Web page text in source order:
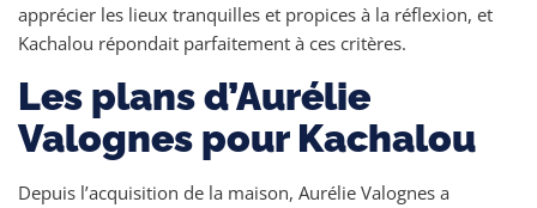
apprécier les lieux tranquilles et propices à la réflexion, et
Kachalou répondait parfaitement à ces critères.
Les plans d’Aurélie
Valognes pour Kachalou
Depuis l’acquisition de la maison, Aurélie Valognes a